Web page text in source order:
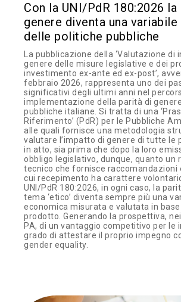
Con la UNI/PdR 180:2026
genere diventa una
delle politiche pubbliche
La pubblicazione della ‘Valutazione di
genere delle misure legislative e dei
investimento ex-ante ed ex-post’,
febbraio 2026, rappresenta uno dei
significativi degli ultimi anni nel
implementazione della parità di
pubbliche italiane. Si tratta di una
Riferimento’ (PdR) per le Pubbliche
alle quali fornisce una metodologia
valutare l’impatto di genere di tutte le
in atto, sia prima che dopo la loro
obbligo legislativo, dunque, quanto un
tecnico che fornisce raccomandazioni
cui recepimento ha carattere
UNI/PdR 180:2026, in ogni caso, la
tema ‘etico’ diventa sempre più una
economica misurata e valutata in base
prodotto. Generando la prospettiva,
PA, di un vantaggio competitivo per le
grado di attestare il proprio impegno
gender equality.